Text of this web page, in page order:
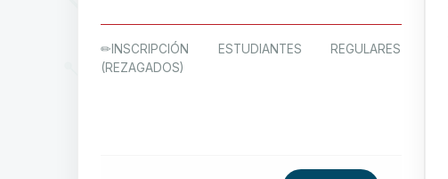
✏INSCRIPCIÓN ESTUDIANTES REGULARES
(REZAGADOS)